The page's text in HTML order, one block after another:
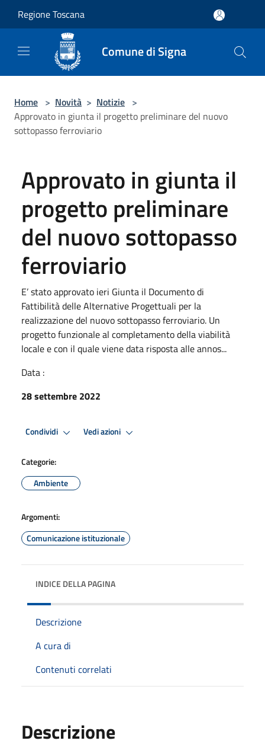
Regione Toscana
Comune di Signa
Home > Novità > Notizie >
Approvato in giunta il progetto preliminare del nuovo
sottopasso ferroviario
Approvato in giunta il
progetto preliminare
del nuovo sottopasso
ferroviario
E’ stato approvato ieri Giunta il Documento di
Fattibilità delle Alternative Progettuali per la
realizzazione del nuovo sottopasso ferroviario. Un
progetto funzionale al completamento della viabilità
locale e con il quale viene data risposta alle annos...
Data :
28 settembre 2022
Condividi Vedi azioni
Categorie:
Ambiente
Argomenti:
Comunicazione istituzionale
INDICE DELLA PAGINA
Descrizione
A cura di
Contenuti correlati
Descrizione